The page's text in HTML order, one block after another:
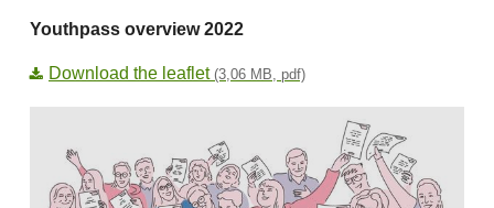
Youthpass overview 2022
Download the leaflet (3,06 MB, pdf)